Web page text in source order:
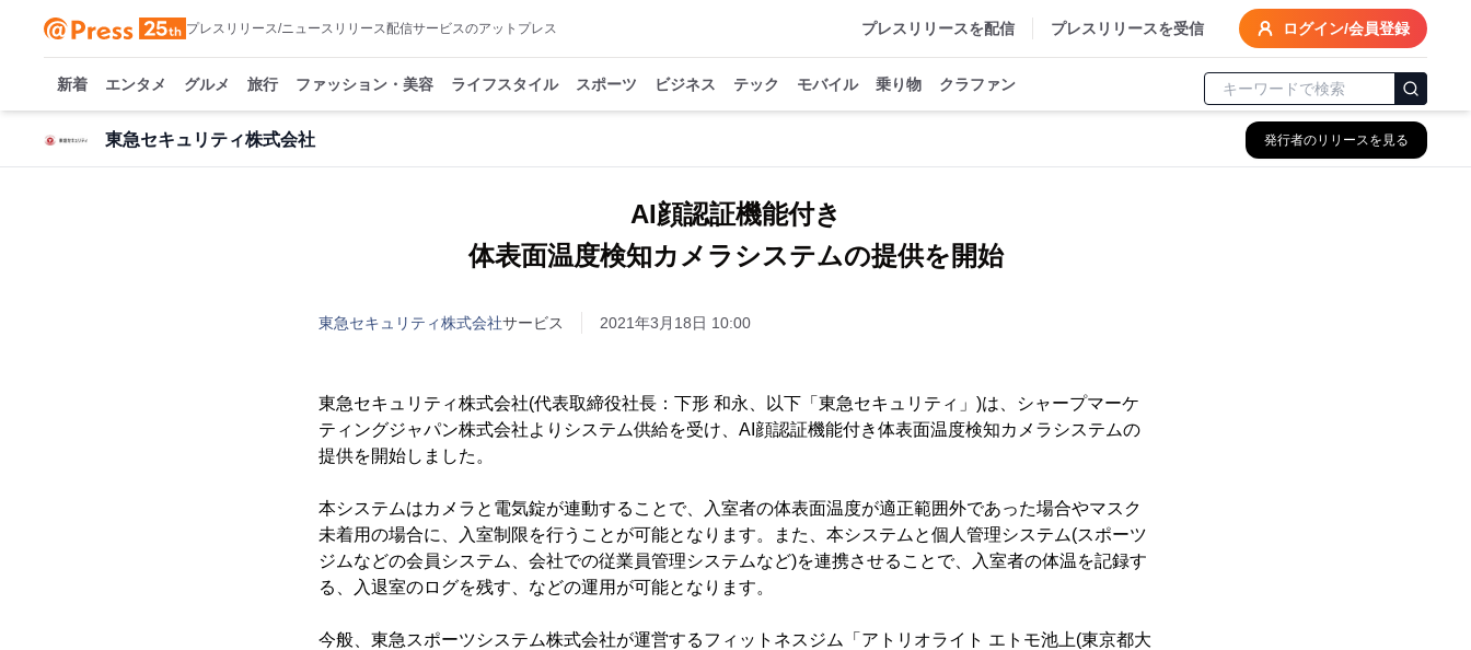
プレスリリース/ニュースリリース配信サービスのアットプレス プレスリリースを配信 プレスリリースを受信 ログイン/会員登録
新着 エンタメ グルメ 旅行 ファッション・美容 ライフスタイル スポーツ ビジネス テック モバイル 乗り物 クラファン
東急セキュリティ株式会社 発行者のリリースを見る
AI顔認証機能付き
体表面温度検知カメラシステムの提供を開始
東急セキュリティ株式会社サービス 2021年3月18日 10:00
東急セキュリティ株式会社(代表取締役社長：下形 和永、以下「東急セキュリティ」)は、シャープマーケ
ティングジャパン株式会社よりシステム供給を受け、AI顔認証機能付き体表面温度検知カメラシステムの
提供を開始しました。
本システムはカメラと電気錠が連動することで、入室者の体表面温度が適正範囲外であった場合やマスク
未着用の場合に、入室制限を行うことが可能となります。また、本システムと個人管理システム(スポーツ
ジムなどの会員システム、会社での従業員管理システムなど)を連携させることで、入室者の体温を記録す
る、入退室のログを残す、などの運用が可能となります。
今般、東急スポーツシステム株式会社が運営するフィットネスジム「アトリオライト エトモ池上(東京都大